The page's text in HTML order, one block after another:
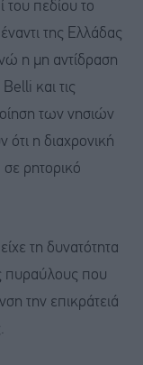
πεδίου το
της Ελλάδας
η μη αντίδραση
και τις
των νησιών
ότι η διαχρονική
σε ρητορικό
τη δυνατότητα
πυραύλους που
την επικράτειά